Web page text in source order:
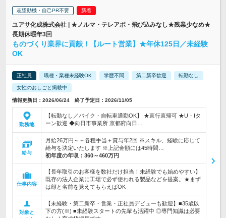
志望動機・自己PR不要
ユアサ化成株式会社 | ★ノルマ・テレアポ・飛び込みなし★残業少なめ★
長期休暇年3回
ものづくり業界に貢献！【ルート営業】★年休125日／未経験
OK
正社員 職種・業種未経験OK 学歴不問 第二新卒歓迎 転勤なし
女性のおしごと掲載中
情報更新日：2026/06/24 終了予定日：2026/11/05
勤務地
【転勤なし／バイク・自転車通勤OK】 ★直行直帰可 ★U・Iタ
ーン歓迎 ◆向日市事業所 京都府向日…
給与
月給26万円～＋各種手当＋賞与年2回 ※スキル、経験に応じて
給与を決定いたします ※上記金額には45時間…
初年度の年収： 360～460万円
仕事内容
【長年取引のお客様を数社だけ担当！未経験でも始めやすい】
既存の法人企業に工場で必ず使われる製品などを提案。★まず
は顔と名前を覚えてもらえばOK
対象と
【未経験・第二新卒・営業・正社員デビューも歓迎】■35歳以
下の方(※) ■未経験スタートの先輩も活躍中 ◎専門知識は必要